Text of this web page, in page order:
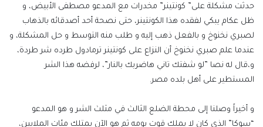
حدثت مشكلة على” كونتينر” مخدرات مع المدعو مصطفى الأبيض، و
ظل عكام يبكي لفقده هذا الكونتينر، حتى نصحة أحد أصدقائه بالذهاب
لصبري نخنوخ و بالفعل ذهب إليه و طلب منه التوسط و حل المشكلة، و
عندما علم صبري نخنوخ أن النزاع على كونتينر ترمادول طرده شر طردة،
و،قال له نصا ”لو شفتك تاني هاضربك بالنار”، لرفضه هذا الشر
المستطير على أهل بلده مصر.
و أخيراً وصلنا إلى محطة الضلع الثالث في مثلث الشر و هو المدعو
“سوكا” الذي كان لا يملك قوت يومه ثم هو الآن يمتلك مئات الملايين،